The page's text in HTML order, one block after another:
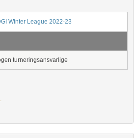
Winter League 2022-23
turneringsansvarlige